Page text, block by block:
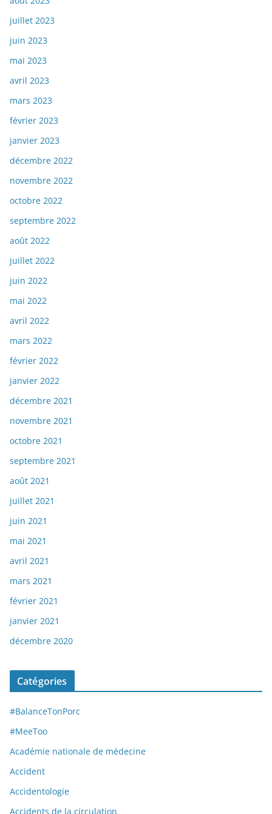
juillet 2023
juin 2023
mai 2023
avril 2023
mars 2023
février 2023
janvier 2023
décembre 2022
novembre 2022
octobre 2022
septembre 2022
août 2022
juillet 2022
juin 2022
mai 2022
avril 2022
mars 2022
février 2022
janvier 2022
décembre 2021
novembre 2021
octobre 2021
septembre 2021
août 2021
juillet 2021
juin 2021
mai 2021
avril 2021
mars 2021
février 2021
janvier 2021
décembre 2020
Catégories
#BalanceTonPorc
#MeeToo
Académie nationale de médecine
Accident
Accidentologie
Accidents de la circulation